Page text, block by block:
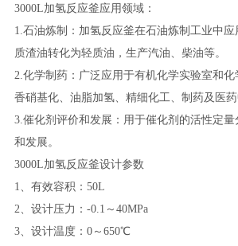
3000L加氢反应釜应用领域：
1.石油炼制：加氢反应釜在石油炼制工业中
质渣油转化为轻质油，生产汽油、柴油等。
2.化学制药：广泛应用于有机化学实验室和
香硝基化、油脂加氢、精细化工、制药及医药
3.催化剂评价和发展：用于催化剂的活性定
和发展。
3000L加氢反应釜设计参数
1、有效容积：50L
2、设计压力：-0.1～40MPa
3、设计温度：0～650℃